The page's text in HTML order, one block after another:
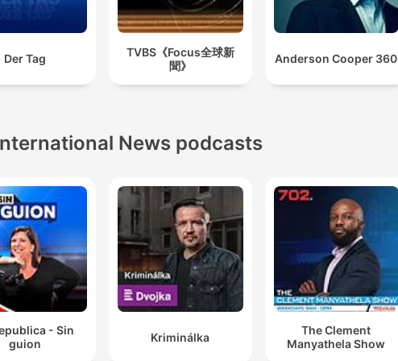
Der Tag
TVBS《Focus全球新
聞》
Anderson Cooper 360
News podcasts
- Sin
guion
Kriminálka
The Clement
Manyathela Show